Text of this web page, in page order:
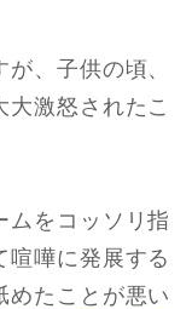
、子供の頃、
激怒されたこ
ムをコッソリ指
喧嘩に発展する
めたことが悪い